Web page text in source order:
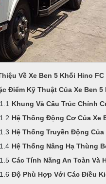
Về Xe Ben 5 Khối Hino FC
Điểm Kỹ Thuật Của Xe Ben 5
Khung Và Cấu Trúc Chính
Hệ Thống Động Cơ Của Xe
Hệ Thống Truyền Động
Hệ Thống Nâng Hạ Thùng
Các Tính Năng An Toàn Và
Độ Phù Hợp Với Các Điều